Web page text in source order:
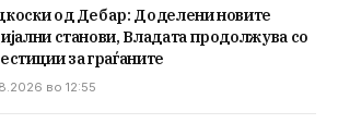
од Дебар: Доделени новите
станови, Владата продолжува со
за граѓаните
во 12:55